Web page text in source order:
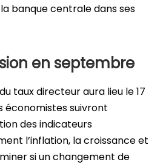
banque centrale dans ses
en septembre
taux directeur aura lieu le 17
économistes suivront
des indicateurs
l’inflation, la croissance et
si un changement de